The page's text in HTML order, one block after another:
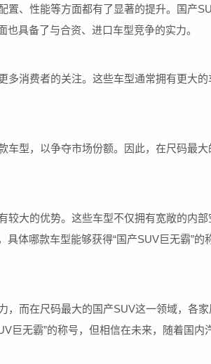
置、性能等方面都有了显著的提升。国产
具备了与合资、进口车型竞争的实力。
多消费者的关注。这些车型通常拥有更大
车型，以争夺市场份额。因此，在尺码最
较大的优势。这些车型不仅拥有宽敞的内
体哪款车型能够获得“国产SUV巨无霸”的
，而在尺码最大的国产SUV这一领域，各
巨无霸”的称号，但相信在未来，随着国内